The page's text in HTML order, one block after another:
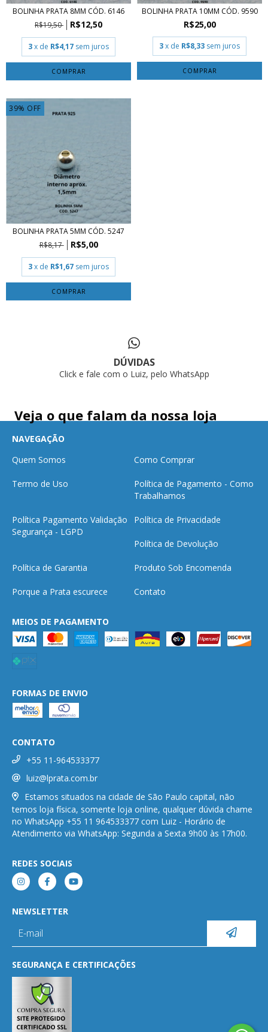
BOLINHA PRATA 8MM CÓD. 6146
R$19,50
R$12,50
3x de R$4,17 sem juros
COMPRAR
BOLINHA PRATA 10MM CÓD. 9590
R$25,00
3x de R$8,33 sem juros
COMPRAR
39% OFF
BOLINHA PRATA 5MM CÓD. 5247
R$8,17
R$5,00
3x de R$1,67 sem juros
COMPRAR
DÚVIDAS
Click e fale com o Luiz, pelo WhatsApp
Veja o que falam da nossa loja
NAVEGAÇÃO
Quem Somos
Como Comprar
Termo de Uso
Política de Pagamento - Como
Trabalhamos
Política Pagamento Validação
Segurança - LGPD
Política de Privacidade
Política de Devolução
Política de Garantia Produto Sob Encomenda
Porque a Prata escurece Contato
MEIOS DE PAGAMENTO
FORMAS DE ENVIO
CONTATO
+55 11-964533377
luiz@lprata.com.br
Estamos situados na cidade de São Paulo capital, não
temos loja física, somente loja online, qualquer dúvida chame
no WhatsApp +55 11 964533377 com Luiz - Horário de
Atendimento via WhatsApp: Segunda a Sexta 9h00 às 17h00.
REDES SOCIAIS
NEWSLETTER
SEGURANÇA E CERTIFICAÇÕES